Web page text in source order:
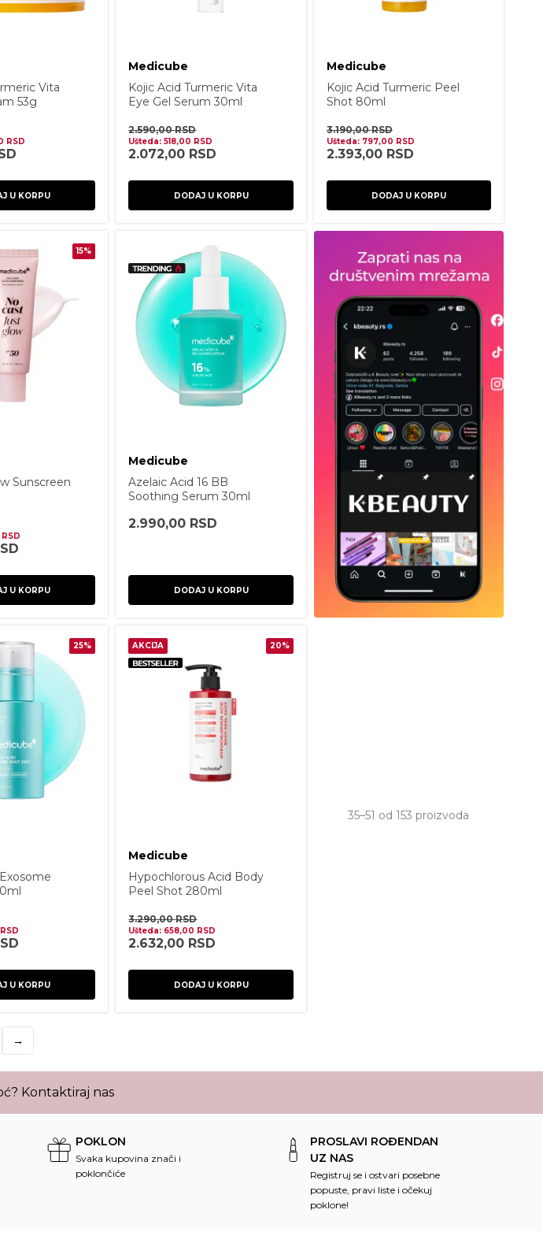
Vita
53g
RSD
U KORPU
Medicube
Kojic Acid Turmeric Vita
Eye Gel Serum 30ml
2.590,00RSD
Ušteda:518,00 RSD
2.072,00 RSD
DODAJ U KORPU
Medicube
Kojic Acid Turmeric Peel
Shot 80ml
3.190,00RSD
Ušteda: 797,00 RSD
2.393,00 RSD
DODAJ U KORPU
15%
Sunscreen
RSD
U KORPU
Medicube
Azelaic Acid 16 BB
Soothing Serum 30ml
2.990,00 RSD
DODAJ U KORPU
25%
RSD
U KORPU
AKCIJA 20%
Medicube
Hypochlorous Acid Body
Peel Shot 280ml
3.290,00RSD
Ušteda: 658,00 RSD
2.632,00 RSD
DODAJ U KORPU
35–51 od 153 proizvoda
→
Kontaktiraj nas
POKLON
Svaka kupovina znači i
poklončiće
PROSLAVI ROĐENDAN
UZ NAS
Registruj se i ostvari posebne
popuste, pravi liste i očekuj
poklone!